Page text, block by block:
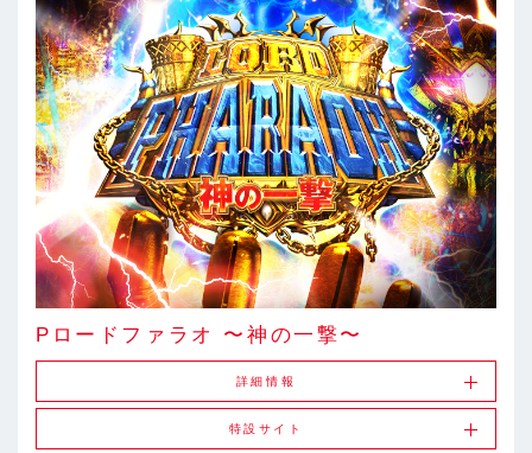
Pロードファラオ 〜神の一撃〜
詳細情報
特設サイト